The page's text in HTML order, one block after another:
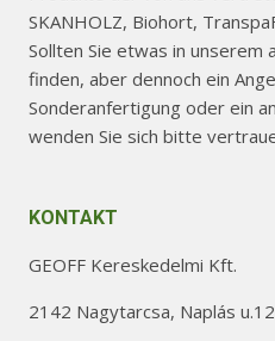
SKANHOLZ, Biohort,
Sollten Sie etwas in unserem
finden, aber dennoch ein
Sonderanfertigung oder ein
wenden Sie sich bitte
KONTAKT
GEOFF Kereskedelmi Kft.
2142 Nagytarcsa, Naplás